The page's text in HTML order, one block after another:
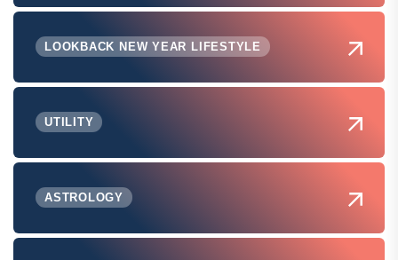
LOOKBACK NEW YEAR LIFESTYLE
UTILITY
ASTROLOGY